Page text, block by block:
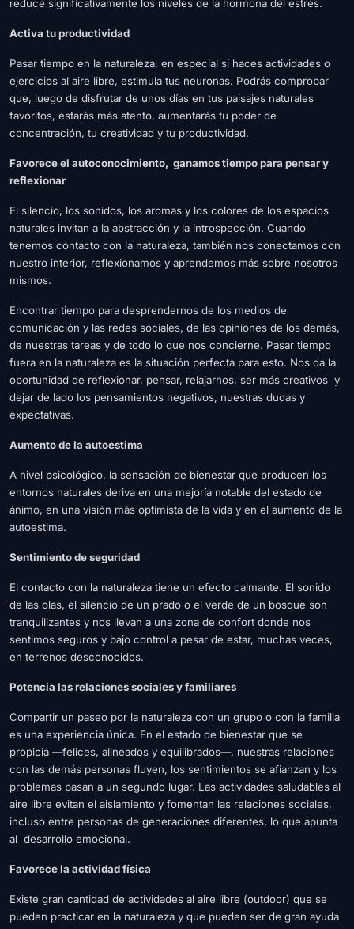
reduce significativamente los niveles de la hormona del estrés.
Activa tu productividad
Pasar tiempo en la naturaleza, en especial si haces actividades o
ejercicios al aire libre, estimula tus neuronas. Podrás comprobar
que, luego de disfrutar de unos días en tus paisajes naturales
favoritos, estarás más atento, aumentarás tu poder de
concentración, tu creatividad y tu productividad.
Favorece el autoconocimiento, ganamos tiempo para pensar y
reflexionar
El silencio, los sonidos, los aromas y los colores de los espacios
naturales invitan a la abstracción y la introspección. Cuando
tenemos contacto con la naturaleza, también nos conectamos con
nuestro interior, reflexionamos y aprendemos más sobre nosotros
mismos.
Encontrar tiempo para desprendernos de los medios de
comunicación y las redes sociales, de las opiniones de los demás,
de nuestras tareas y de todo lo que nos concierne. Pasar tiempo
fuera en la naturaleza es la situación perfecta para esto. Nos da la
oportunidad de reflexionar, pensar, relajarnos, ser más creativos y
dejar de lado los pensamientos negativos, nuestras dudas y
expectativas.
Aumento de la autoestima
A nivel psicológico, la sensación de bienestar que producen los
entornos naturales deriva en una mejoría notable del estado de
ánimo, en una visión más optimista de la vida y en el aumento de la
autoestima.
Sentimiento de seguridad
El contacto con la naturaleza tiene un efecto calmante. El sonido
de las olas, el silencio de un prado o el verde de un bosque son
tranquilizantes y nos llevan a una zona de confort donde nos
sentimos seguros y bajo control a pesar de estar, muchas veces,
en terrenos desconocidos.
Potencia las relaciones sociales y familiares
Compartir un paseo por la naturaleza con un grupo o con la familia
es una experiencia única. En el estado de bienestar que se
propicia ―felices, alineados y equilibrados―, nuestras relaciones
con las demás personas fluyen, los sentimientos se afianzan y los
problemas pasan a un segundo lugar. Las actividades saludables al
aire libre evitan el aislamiento y fomentan las relaciones sociales,
incluso entre personas de generaciones diferentes, lo que apunta
al desarrollo emocional.
Favorece la actividad física
Existe gran cantidad de actividades al aire libre (outdoor) que se
pueden practicar en la naturaleza y que pueden ser de gran ayuda